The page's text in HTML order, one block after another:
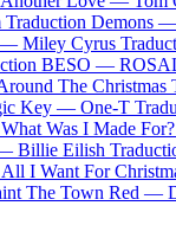
Traduction Demons —
— Miley Cyrus
BESO —
The
Key — One-T
Was I Made
Billie Eilish
All I Want For
The Town Red —